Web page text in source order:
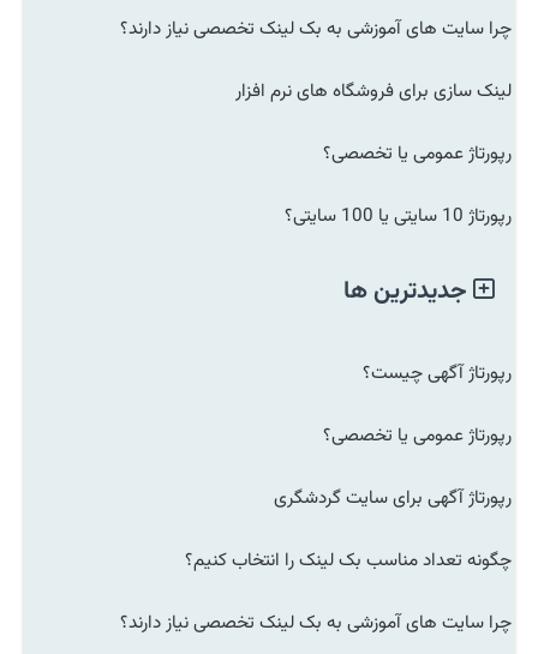
چرا سایت های آموزشی به بک لینک تخصصی نیاز دارند؟
لینک سازی برای فروشگاه های نرم افزار
رپورتاژ عمومی یا تخصصی؟
رپورتاژ 10 سایتی یا 100 سایتی؟
جدیدترین ها
رپورتاژ آگهی چیست؟
رپورتاژ عمومی یا تخصصی؟
رپورتاژ آگهی برای سایت گردشگری
چگونه تعداد مناسب بک لینک را انتخاب کنیم؟
چرا سایت های آموزشی به بک لینک تخصصی نیاز دارند؟